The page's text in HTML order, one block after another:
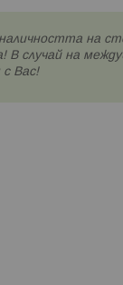
на
В случай на
Вас!